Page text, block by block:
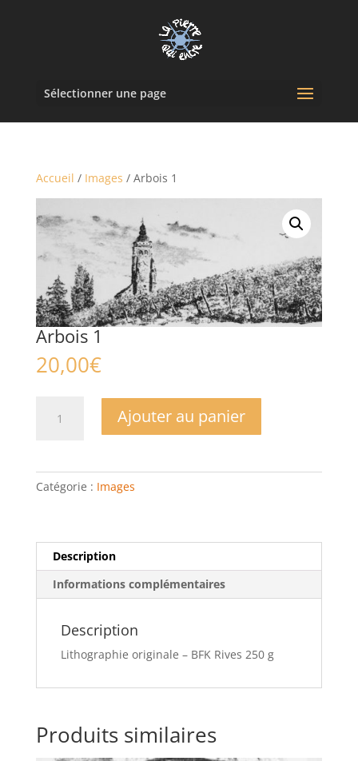
Sélectionner une page
Accueil / Images / Arbois 1
Arbois 1
20,00€
Ajouter au panier
Catégorie : Images
Description
Informations complémentaires
Description
Lithographie originale – BFK Rives 250 g
Produits similaires